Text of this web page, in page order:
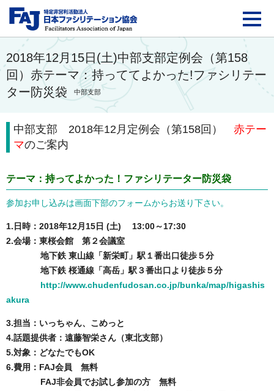
FAJ：特定非営利活動
2018年12月15日(土)中部支部定例会（第158
回）赤テーマ：持っててよかった!ファシリテー
ター防災袋
中部支部
中部支部 2018年12月定例会（第158回） 赤テー
マのご案内
テーマ：持ってよかった！ファシリテーター防災袋
参加お申し込みは画面下部のフォームからお送り下さい。
1.日時：2018年12月15日 (土) 13:00～17:30
2.会場：東桜会館 第２会議室
地下鉄 東山線「新栄町」駅１番出口徒歩５分
地下鉄 桜通線「高岳」駅３番出口より徒歩５分
http://www.chudenfudosan.co.jp/bunka/map/higashis
akura
3.担当：いっちゃん、こめっと
4.話題提供者： 遠藤智栄さん（東北支部）
5.対象：どなたでもOK
6.費用：FAJ会員 無料
FAJ非会員でお試し参加の方 無料